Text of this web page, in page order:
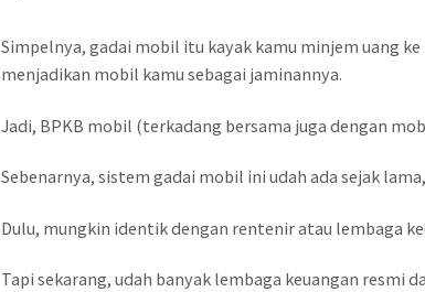
Simpelnya, gadai mobil itu kayak kamu minjem uang
menjadikan mobil kamu sebagai jaminannya.
Jadi, BPKB mobil (terkadang bersama juga dengan
Sebenarnya, sistem gadai mobil ini udah ada sejak
Dulu, mungkin identik dengan rentenir atau lembaga
Tapi sekarang, udah banyak lembaga keuangan resmi